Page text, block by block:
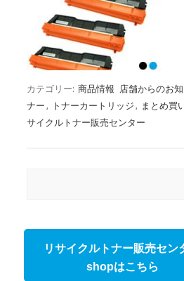
カテゴリー: 商品情報 店舗からのお
ナー , トナーカートリッジ , まとめ買
サイクルトナー販売センター
リサイクルトナー販売セン
shopはこちら